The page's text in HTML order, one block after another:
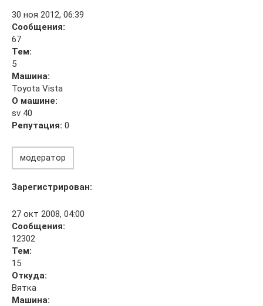
30 ноя 2012, 06:39
Сообщения:
67
Тем:
5
Машина:
Toyota Vista
О машине:
sv 40
Репутация: 0
модератор
Зарегистрирован:
27 окт 2008, 04:00
Сообщения:
12302
Тем:
15
Откуда:
Вятка
Машина: